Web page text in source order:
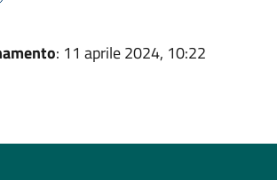
: 11 aprile 2024, 10:22